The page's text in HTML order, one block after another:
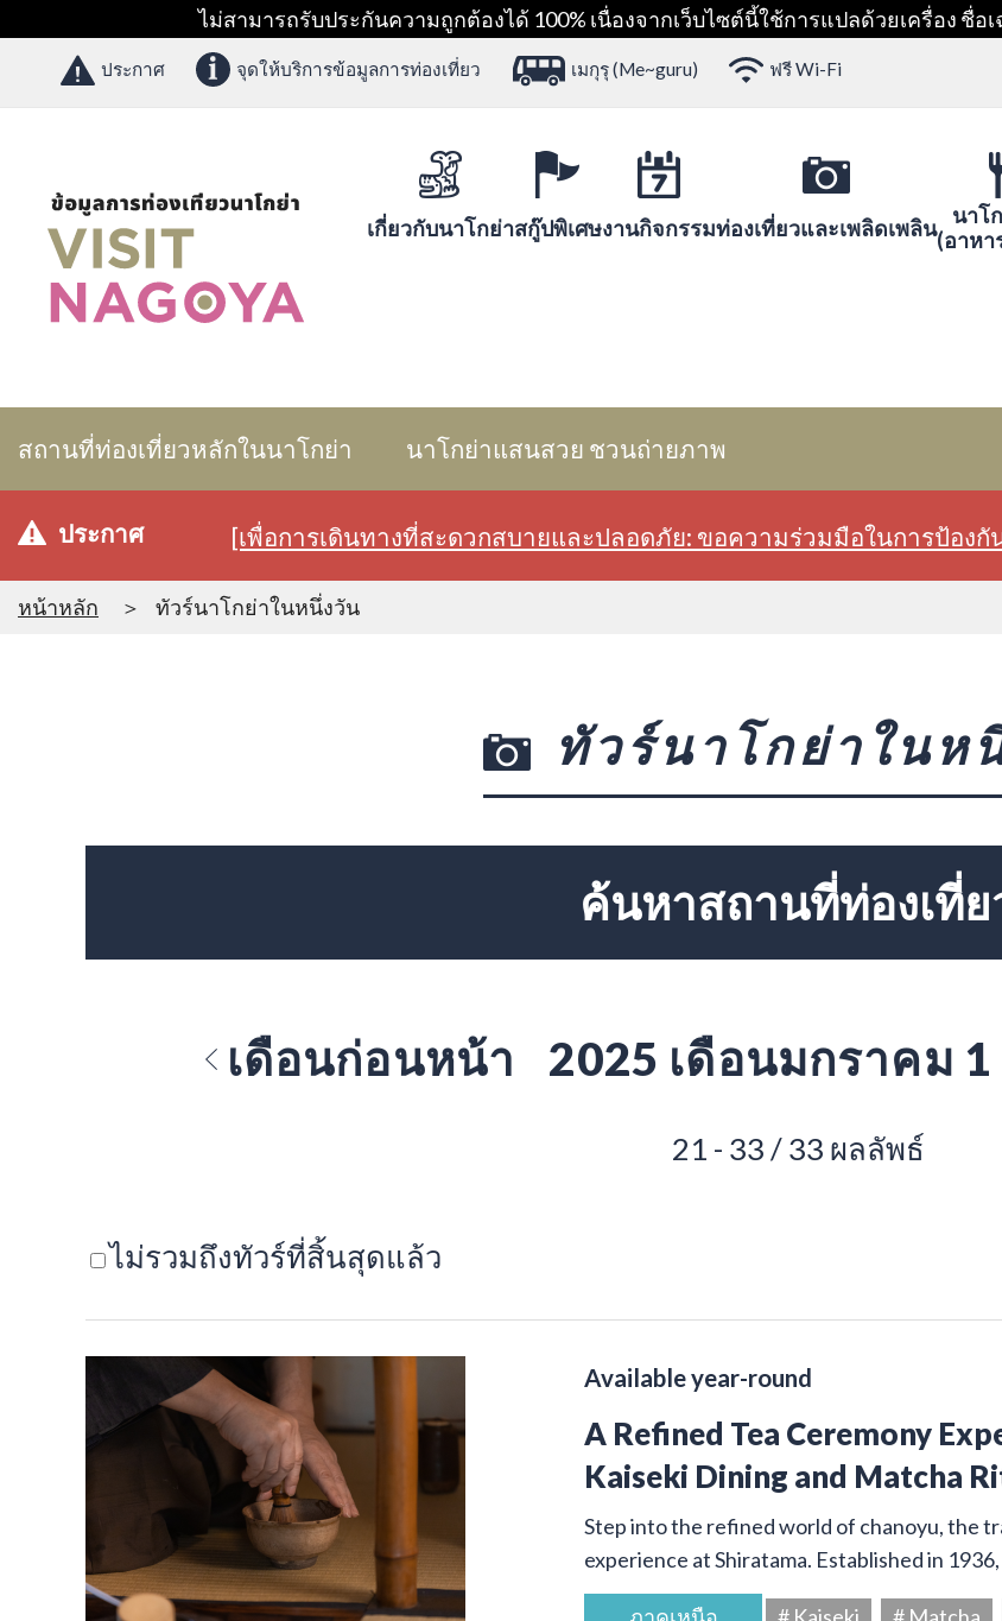
ไม่สามารถรับประกันความถูกต้องได้ 100% เนื่องจากเว็บไซต์นี้ใช้การแปลด้วยเครื่อง ชื่
ประกาศ จุดให้บริการข้อมูลการท่องเที่ยว เมกุรุ (Me~guru) ฟรี Wi-Fi
เกี่ยวกับนาโกย่าสกู๊ปพิเศษงานกิจกรรมท่องเที่ยวและเพลิดเพลิน
นาโ
(อาหา
สถานที่ท่องเที่ยวหลักในนาโกย่า นาโกย่าแสนสวย ชวนถ่ายภาพ
ประกาศ [เพื่อการเดินทางที่สะดวกสบายและปลอดภัย: ขอความร่วมมือในการป้อง
หน้าหลัก ทัวร์นาโกย่าในหนึ่งวัน
ทัวร์นาโกย่าในห
ค้นหาสถานที่ท่องเที่ย
เดือนก่อนหน้า 2025 เดือนมกราคม 1
21 - 33 / 33 ผลลัพธ์
ไม่รวมถึงทัวร์ที่สิ้นสุดแล้ว
Available year-round
A Refined Tea Ceremony
Kaiseki Dining and Matcha
Step into the refined world of chanoyu, the
experience at Shiratama. Established in